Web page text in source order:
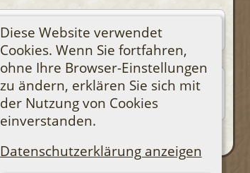
Diese Website verwendet
Cookies. Wenn Sie fortfahren,
ohne Ihre Browser-Einstellungen
zu ändern, erklären Sie sich mit
der Nutzung von Cookies
einverstanden.
Datenschutzerklärung anzeigen